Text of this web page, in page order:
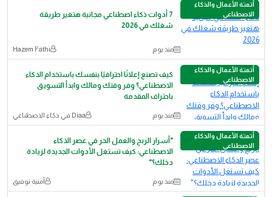
أتمتة الأعمال والذكاء
الاصطناعي
7 أدوات ذكاء اصطناعي مجانية هتغير طريقة
شغلك في 2026
منذ يوم Hazem Fathi
أتمتة الأعمال والذكاء
الاصطناعي
كيف تصنع إعلانًا احترافيًا بنفسك باستخدام الذكاء
الاصطناعي؟ وفر وقتك ومالك وابدأ التسويق
باحتراف المقدمة
منذ يوم Diaa في ذكاء الاصطناعي
أتمتة الأعمال والذكاء
الاصطناعي
"أسرار الربح والعمل الحر في عصر الذكاء
الاصطناعي: كيف تستغل الأدوات الجديدة لزيادة
دخلك؟"
منذ يوم أمنية توفيق